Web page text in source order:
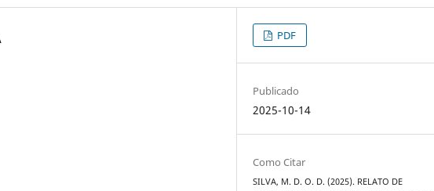
PDF
Publicado
2025-10-14
Como Citar
SILVA, M. D. O. D. (2025). RELATO DE